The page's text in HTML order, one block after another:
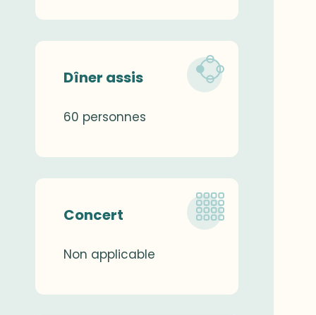
Dîner assis
60 personnes
Concert
Non applicable